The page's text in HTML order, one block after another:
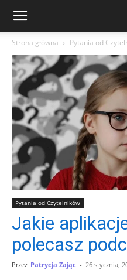
Strona główna Pytania od
Pytania od Czytelników
Jakie
polecasz
Przez Patrycja Zając - 26 stycznia,